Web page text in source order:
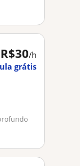
R$30/h
grátis